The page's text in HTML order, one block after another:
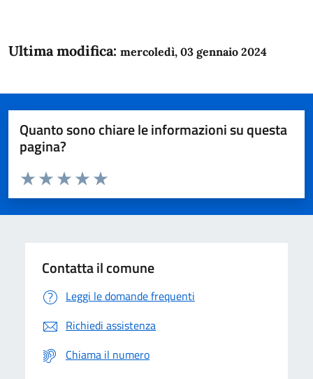
Ultima modifica: mercoledì, 03 gennaio 2024
Quanto sono chiare le informazioni su questa
pagina?
Domanda
Valuta da 1 a 5 stelle la pagina
Valuta 5 stelle su 5
Valuta 4 stelle su 5
Valuta 3 stelle su 5
Valuta 2 stelle su 5
Valuta 1 stelle su 5
Contatta il comune
Leggi le domande frequenti
Richiedi assistenza
Chiama il numero